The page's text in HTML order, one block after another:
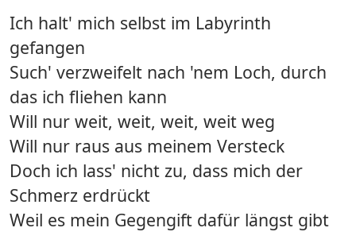
Ich halt' mich selbst im Labyrinth
gefangen
Such' verzweifelt nach 'nem Loch, durch
das ich fliehen kann
Will nur weit, weit, weit, weit weg
Will nur raus aus meinem Versteck
Doch ich lass' nicht zu, dass mich der
Schmerz erdrückt
Weil es mein Gegengift dafür längst gibt